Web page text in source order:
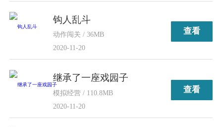
钩人乱斗
动作闯关 / 36MB
2020-11-20
查看
继承了一座戏园子
模拟经营 / 110.8MB
2020-11-20
查看